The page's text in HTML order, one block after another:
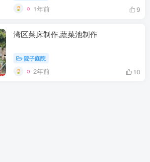
1年前 9
湾区菜床制作,蔬菜池制作
院子庭院
2年前 10